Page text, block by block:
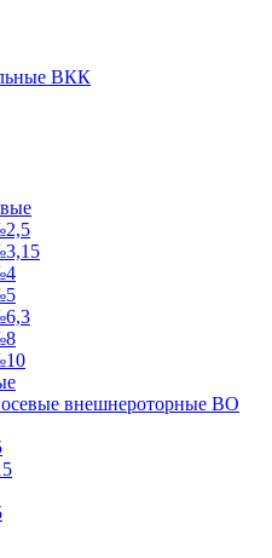
ВКК
внешнероторные ВО